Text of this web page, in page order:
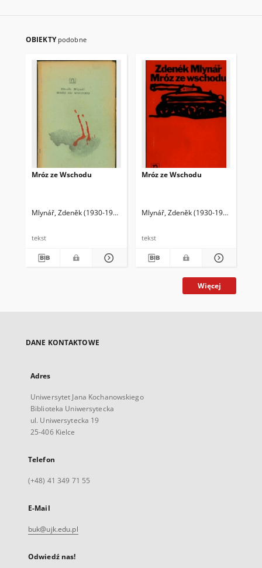
OBIEKTY podobne
Mróz ze Wschodu
Mlynář, Zdeněk (1930-1997) Godlewski, Piotr (1929-2010) Tł.
tekst
Mróz ze Wschodu
Mlynář, Zdeněk (1930-1997)
tekst
Więcej
DANE KONTAKTOWE
Adres
Uniwersytet Jana Kochanowskiego
Biblioteka Uniwersytecka
ul. Uniwersytecka 19
25-406 Kielce
Telefon
(+48) 41 349 71 55
E-Mail
buk@ujk.edu.pl
Odwiedź nas!